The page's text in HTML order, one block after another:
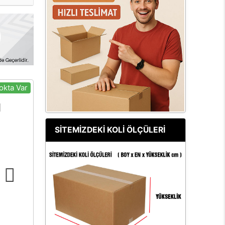
Var
SİTEMİZDEKİ KOLİ ÖLÇÜLERİ